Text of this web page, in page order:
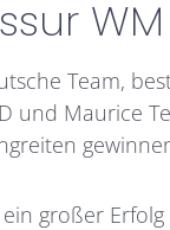
Team,
und Maurice
ein großer